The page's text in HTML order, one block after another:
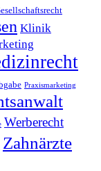
Klinik
Praxismarketing
Werberecht
Zahnärzte